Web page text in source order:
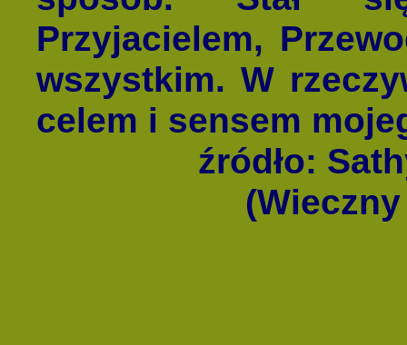
Przyjacielem,
wszystkim. W
celem i sensem
źródło: